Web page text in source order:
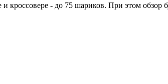
- до 75 шариков. При этом обзор